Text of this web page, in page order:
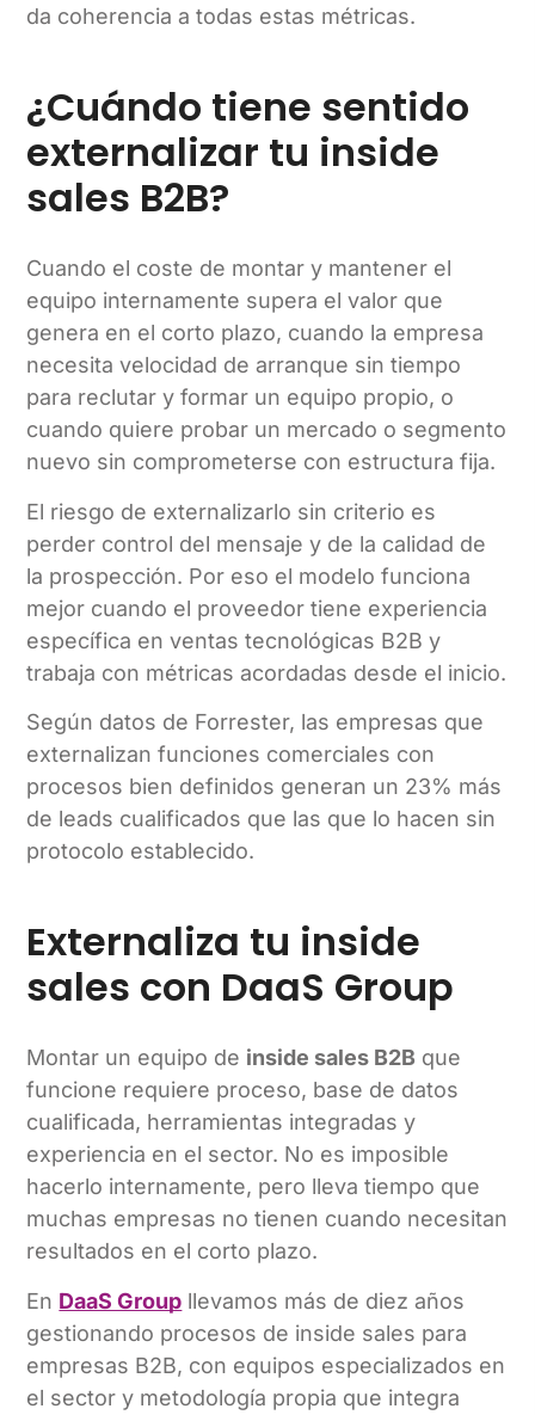
da coherencia a todas estas métricas.
¿Cuándo tiene sentido
externalizar tu inside
sales B2B?
Cuando el coste de montar y mantener el
equipo internamente supera el valor que
genera en el corto plazo, cuando la empresa
necesita velocidad de arranque sin tiempo
para reclutar y formar un equipo propio, o
cuando quiere probar un mercado o segmento
nuevo sin comprometerse con estructura fija.
El riesgo de externalizarlo sin criterio es
perder control del mensaje y de la calidad de
la prospección. Por eso el modelo funciona
mejor cuando el proveedor tiene experiencia
específica en ventas tecnológicas B2B y
trabaja con métricas acordadas desde el inicio.
Según datos de Forrester, las empresas que
externalizan funciones comerciales con
procesos bien definidos generan un 23% más
de leads cualificados que las que lo hacen sin
protocolo establecido.
Externaliza tu inside
sales con DaaS Group
Montar un equipo de inside sales B2B que
funcione requiere proceso, base de datos
cualificada, herramientas integradas y
experiencia en el sector. No es imposible
hacerlo internamente, pero lleva tiempo que
muchas empresas no tienen cuando necesitan
resultados en el corto plazo.
En DaaS Group llevamos más de diez años
gestionando procesos de inside sales para
empresas B2B, con equipos especializados en
el sector y metodología propia que integra